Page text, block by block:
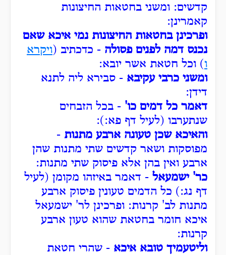
קדשים: ומשני בחטאות החיצונות
קאמרינן:
ופרכינן בחטאות החיצונות נמי איכא שאם
נכנס דמה לפנים פסולה - כדכתיב (ויקרא
ו) וכל חטאת אשר יובא:
ומשני כרבי עקיבא - סבירא ליה לתנא
דידן:
דאמר כל דמים כו' - בכל הזבחים
שנתערבו (לעיל דף פא:):
והאיכא שכן טעונה ארבע מתנות -
מפוסקות ושאר קדשים שתי מתנות שהן
ארבע ואין בהן אלא פיסוק שתי מתנות:
כר' ישמעאל - דאמר באיזהו מקומן (לעיל
דף נג:) כל הדמים טעונין פיסוק ארבע
מתנות לב' קרנות: ופרכינן לר' ישמעאל
איכא חומר בחטאת שהוא טעון ארבע
קרנות:
וליטעמיך טובא איכא - שהרי חטאת